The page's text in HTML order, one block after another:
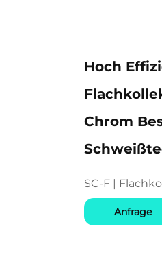
Hoch
Chrom
SC-F |
Anfrage